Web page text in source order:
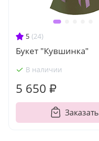
5 (24)
Букет "Кувшинка"
В наличии
5 650 ₽
Заказать